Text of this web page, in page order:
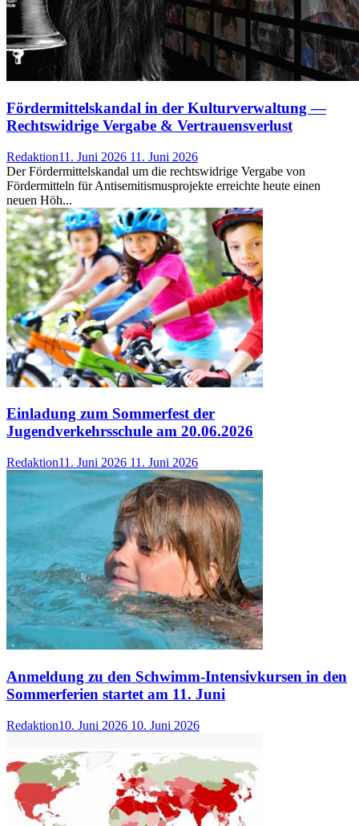
Fördermittelskandal in der Kulturverwaltung —
Rechtswidrige Vergabe & Vertrauensverlust
Redaktion11. Juni 2026 11. Juni 2026
Der Fördermittelskandal um die rechtswidrige Vergabe von
Fördermitteln für Antisemitismusprojekte erreichte heute einen
neuen Höh...
Einladung zum Sommerfest der
Jugendverkehrsschule am 20.06.2026
Redaktion11. Juni 2026 11. Juni 2026
Anmeldung zu den Schwimm-Intensivkursen in den
Sommerferien startet am 11. Juni
Redaktion10. Juni 2026 10. Juni 2026